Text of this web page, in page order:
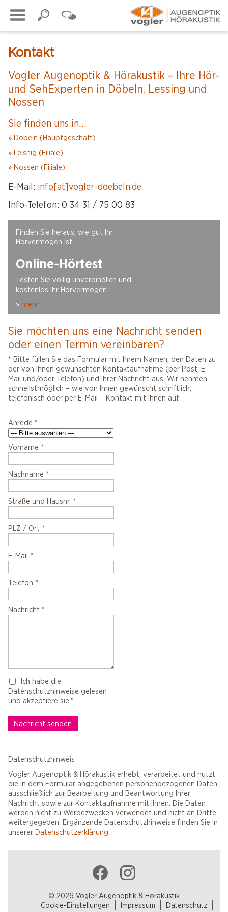
Kontakt
Vogler Augenoptik & Hörakustik – Ihre Hör-
und SehExperten in Döbeln, Lessing und
Nossen
Sie finden uns in…
» Döbeln (Hauptgeschäft)
» Leisnig (Filiale)
» Nossen (Filiale)
E-Mail: info[at]vogler-doebeln.de
Info-Telefon: 0 34 31 / 75 00 83
Finden Sie heraus, wie gut Ihr
Hörvermögen ist.
Online-Hörtest
Testen Sie völlig unverbindlich und
kostenlos Ihr Hörvermögen.
» mehr
Sie möchten uns eine Nachricht senden
oder einen Termin vereinbaren?
* Bitte füllen Sie das Formular mit Ihrem Namen, den Daten zu
der von Ihnen gewünschten Kontaktaufnahme (per Post, E-
Mail und/oder Telefon) und Ihrer Nachricht aus. Wir nehmen
schnellstmöglich – wie von Ihnen gewünscht schriftlich,
telefonisch oder per E-Mail – Kontakt mit Ihnen auf.
Anrede *
Vorname *
Nachname *
Straße und Hausnr. *
PLZ / Ort *
E-Mail *
Telefon *
Nachricht *
Ich habe die
Datenschutzhinweise gelesen
und akzeptiere sie.*
Nachricht senden
Datenschutzhinweis
Vogler Augenoptik & Hörakustik erhebt, verarbeitet und nutzt
die in dem Formular angegebenen personenbezogenen Daten
ausschließlich zur Bearbeitung und Beantwortung Ihrer
Nachricht sowie zur Kontaktaufnahme mit Ihnen. Die Daten
werden nicht zu Werbezwecken verwendet und nicht an Dritte
weitergegeben. Ergänzende Datenschutzhinweise finden Sie in
unserer Datenschutzerklärung.
© 2026 Vogler Augenoptik & Hörakustik
Cookie-Einstellungen
Impressum
Datenschutz